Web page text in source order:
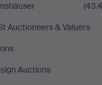
Auctioneers & Valuers
Auctions